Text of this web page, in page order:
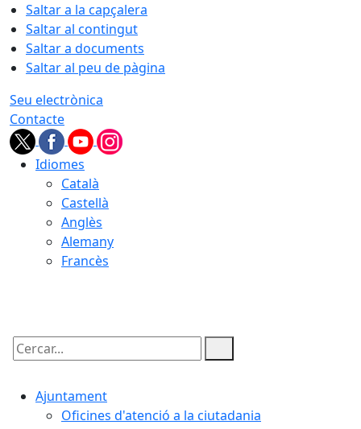
Saltar a la capçalera
Saltar al contingut
Saltar a documents
Saltar al peu de pàgina
Seu electrònica
Contacte
Idiomes
Català
Castellà
Anglès
Alemany
Francès
Cercar:
Ajuntament
Oficines d'atenció a la ciutadania